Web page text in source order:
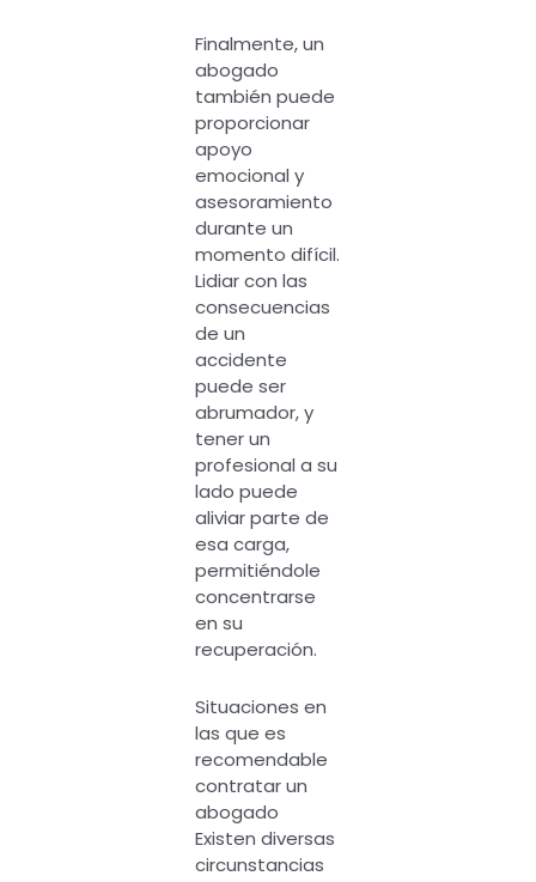
Finalmente, un
abogado
también puede
proporcionar
apoyo
emocional y
asesoramiento
durante un
momento difícil.
Lidiar con las
consecuencias
de un
accidente
puede ser
abrumador, y
tener un
profesional a su
lado puede
aliviar parte de
esa carga,
permitiéndole
concentrarse
en su
recuperación.
Situaciones en
las que es
recomendable
contratar un
abogado
Existen diversas
circunstancias